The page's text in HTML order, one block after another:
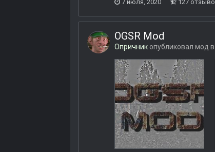
7 июля, 2020 127
OGSR Mod
Опричник опубликовал мод в